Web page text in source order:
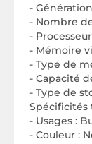
-
- Nombre
-
- Mémoire
- Type de
- Capacité
- Type de
Spécificités
- Usages :
- Couleur :